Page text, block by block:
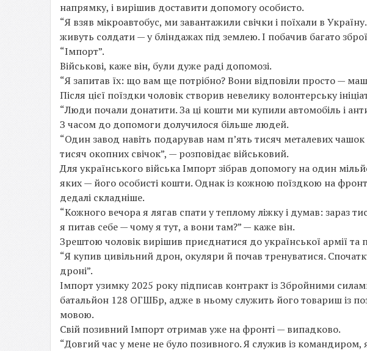
напрямку, і вирішив доставити допомогу особисто.
“Я взяв мікроавтобус, ми завантажили свічки і поїхали в
живуть солдати — у бліндажах під землею. І побачив багато
“Імпорт”.
Військові, каже він, були дуже раді допомозі.
“Я запитав їх: що вам ще потрібно? Вони відповіли просто —
Після цієї поїздки чоловік створив невелику волонтерську
“Люди почали донатити. За ці кошти ми купили автомобіль і
З часом до допомоги долучилося більше людей.
“Один завод навіть подарував нам п’ять тисяч металевих
тисяч окопних свічок”, — розповідає військовий.
Для українського війська Імпорт зібрав допомогу на один
яких — його особисті кошти. Однак із кожною поїздкою на
дедалі складніше.
“Кожного вечора я лягав спати у теплому ліжку і думав: зараз
я питав себе — чому я тут, а вони там?” — каже він.
Зрештою чоловік вирішив приєднатися до української армії та
“Я купив цивільний дрон, окуляри й почав тренуватися.
дроні”.
Імпорт узимку 2025 року підписав контракт із Збройними
батальйон 128 ОГШБр, адже в ньому служить його товариш із
мовою.
Свій позивний Імпорт отримав уже на фронті — випадково.
“Довгий час у мене не було позивного. Я служив із командиром,